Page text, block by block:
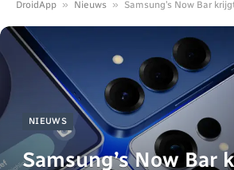
DroidApp » Nieuws » Samsung’s Now Bar krijgt
NIEUWS
Samsung’s Now Bar